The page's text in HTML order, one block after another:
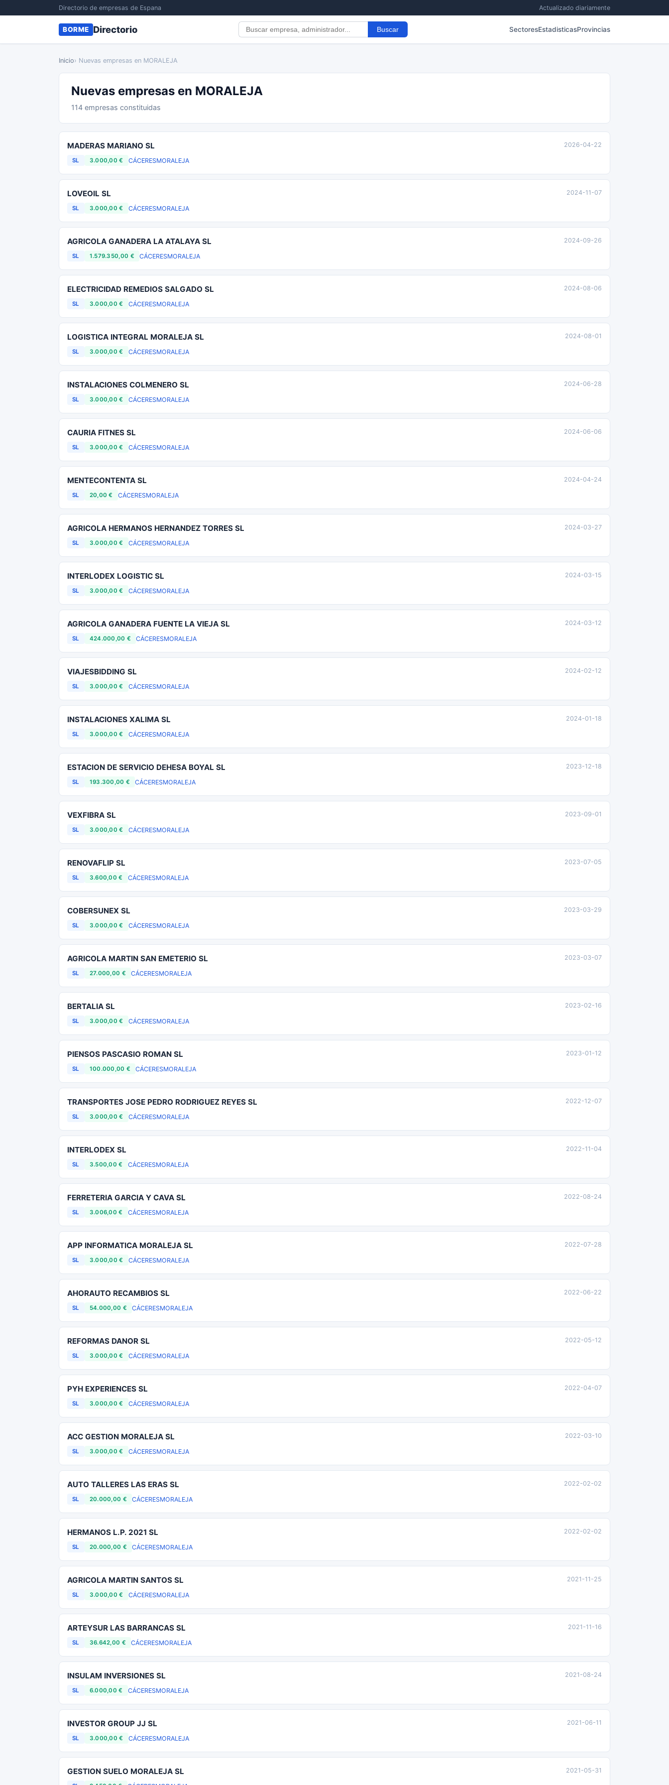
Directorio de empresas de Espana Actualizado diariamente
BORME Directorio Buscar SectoresEstadisticasProvincias
Inicio› Nuevas empresas en MORALEJA
Nuevas empresas en MORALEJA
114 empresas constituidas
MADERAS MARIANO SL
SL 3.000,00 € CÁCERESMORALEJA
2026-04-22
LOVEOIL SL
SL 3.000,00 € CÁCERESMORALEJA
2024-11-07
AGRICOLA GANADERA LA ATALAYA SL
SL 1.579.350,00 € CÁCERESMORALEJA
2024-09-26
ELECTRICIDAD REMEDIOS SALGADO SL
SL 3.000,00 € CÁCERESMORALEJA
2024-08-06
LOGISTICA INTEGRAL MORALEJA SL
SL 3.000,00 € CÁCERESMORALEJA
2024-08-01
INSTALACIONES COLMENERO SL
SL 3.000,00 € CÁCERESMORALEJA
2024-06-28
CAURIA FITNES SL
SL 3.000,00 € CÁCERESMORALEJA
2024-06-06
MENTECONTENTA SL
SL 20,00 € CÁCERESMORALEJA
2024-04-24
AGRICOLA HERMANOS HERNANDEZ TORRES SL
SL 3.000,00 € CÁCERESMORALEJA
2024-03-27
INTERLODEX LOGISTIC SL
SL 3.000,00 € CÁCERESMORALEJA
2024-03-15
AGRICOLA GANADERA FUENTE LA VIEJA SL
SL 424.000,00 € CÁCERESMORALEJA
2024-03-12
VIAJESBIDDING SL
SL 3.000,00 € CÁCERESMORALEJA
2024-02-12
INSTALACIONES XALIMA SL
SL 3.000,00 € CÁCERESMORALEJA
2024-01-18
ESTACION DE SERVICIO DEHESA BOYAL SL
SL 193.300,00 € CÁCERESMORALEJA
2023-12-18
VEXFIBRA SL
SL 3.000,00 € CÁCERESMORALEJA
2023-09-01
RENOVAFLIP SL
SL 3.600,00 € CÁCERESMORALEJA
2023-07-05
COBERSUNEX SL
SL 3.000,00 € CÁCERESMORALEJA
2023-03-29
AGRICOLA MARTIN SAN EMETERIO SL
SL 27.000,00 € CÁCERESMORALEJA
2023-03-07
BERTALIA SL
SL 3.000,00 € CÁCERESMORALEJA
2023-02-16
PIENSOS PASCASIO ROMAN SL
SL 100.000,00 € CÁCERESMORALEJA
2023-01-12
TRANSPORTES JOSE PEDRO RODRIGUEZ REYES SL
SL 3.000,00 € CÁCERESMORALEJA
2022-12-07
INTERLODEX SL
SL 3.500,00 € CÁCERESMORALEJA
2022-11-04
FERRETERIA GARCIA Y CAVA SL
SL 3.006,00 € CÁCERESMORALEJA
2022-08-24
APP INFORMATICA MORALEJA SL
SL 3.000,00 € CÁCERESMORALEJA
2022-07-28
AHORAUTO RECAMBIOS SL
SL 54.000,00 € CÁCERESMORALEJA
2022-06-22
REFORMAS DANOR SL
SL 3.000,00 € CÁCERESMORALEJA
2022-05-12
PYH EXPERIENCES SL
SL 3.000,00 € CÁCERESMORALEJA
2022-04-07
ACC GESTION MORALEJA SL
SL 3.000,00 € CÁCERESMORALEJA
2022-03-10
AUTO TALLERES LAS ERAS SL
SL 20.000,00 € CÁCERESMORALEJA
2022-02-02
HERMANOS L.P. 2021 SL
SL 20.000,00 € CÁCERESMORALEJA
2022-02-02
AGRICOLA MARTIN SANTOS SL
SL 3.000,00 € CÁCERESMORALEJA
2021-11-25
ARTEYSUR LAS BARRANCAS SL
SL 36.642,00 € CÁCERESMORALEJA
2021-11-16
INSULAM INVERSIONES SL
SL 6.000,00 € CÁCERESMORALEJA
2021-08-24
INVESTOR GROUP JJ SL
SL 3.000,00 € CÁCERESMORALEJA
2021-06-11
GESTION SUELO MORALEJA SL 2021-05-31